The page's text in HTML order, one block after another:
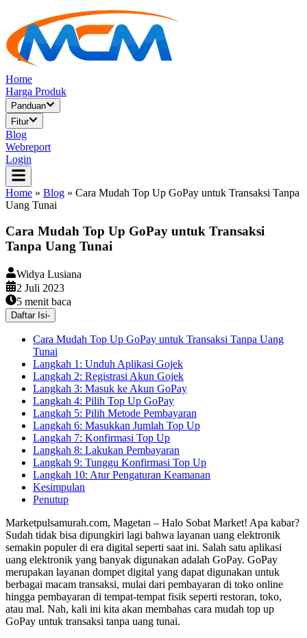
Home
Harga Produk
Panduan
Fitur
Blog
Webreport
Login
Home » Blog » Cara Mudah Top Up GoPay untuk Transaksi Tanpa
Uang Tunai
Cara Mudah Top Up GoPay untuk Transaksi
Tanpa Uang Tunai
Widya Lusiana
2 Juli 2023
5 menit baca
Daftar Isi-
Cara Mudah Top Up GoPay untuk Transaksi Tanpa Uang
Tunai
Langkah 1: Unduh Aplikasi Gojek
Langkah 2: Registrasi Akun Gojek
Langkah 3: Masuk ke Akun GoPay
Langkah 4: Pilih Top Up GoPay
Langkah 5: Pilih Metode Pembayaran
Langkah 6: Masukkan Jumlah Top Up
Langkah 7: Konfirmasi Top Up
Langkah 8: Lakukan Pembayaran
Langkah 9: Tunggu Konfirmasi Top Up
Langkah 10: Atur Pengaturan Keamanan
Kesimpulan
Penutup
Marketpulsamurah.com, Magetan – Halo Sobat Market! Apa kabar?
Sudah tidak bisa dipungkiri lagi bahwa layanan uang elektronik
semakin populer di era digital seperti saat ini. Salah satu aplikasi
uang elektronik yang banyak digunakan adalah GoPay. GoPay
merupakan layanan dompet digital yang dapat digunakan untuk
berbagai macam transaksi, mulai dari pembayaran di toko online
hingga pembayaran di tempat-tempat fisik seperti restoran, toko,
atau mal. Nah, kali ini kita akan membahas cara mudah top up
GoPay untuk transaksi tanpa uang tunai.